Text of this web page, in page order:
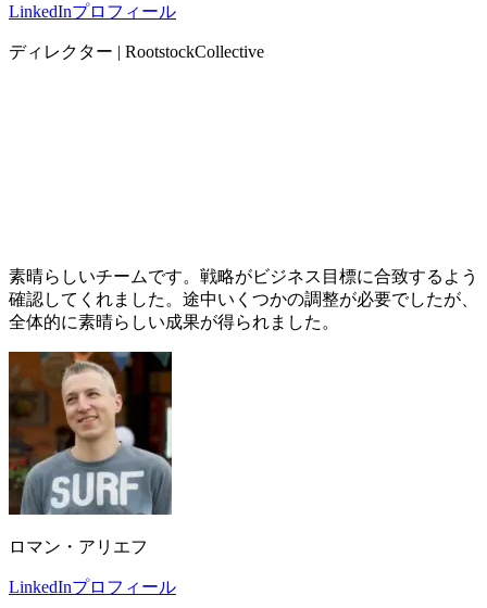
LinkedInプロフィール
ディレクター | RootstockCollective
素晴らしいチームです。戦略がビジネス目標に合致するよう
確認してくれました。途中いくつかの調整が必要でしたが、
全体的に素晴らしい成果が得られました。
ロマン・アリエフ
LinkedInプロフィール